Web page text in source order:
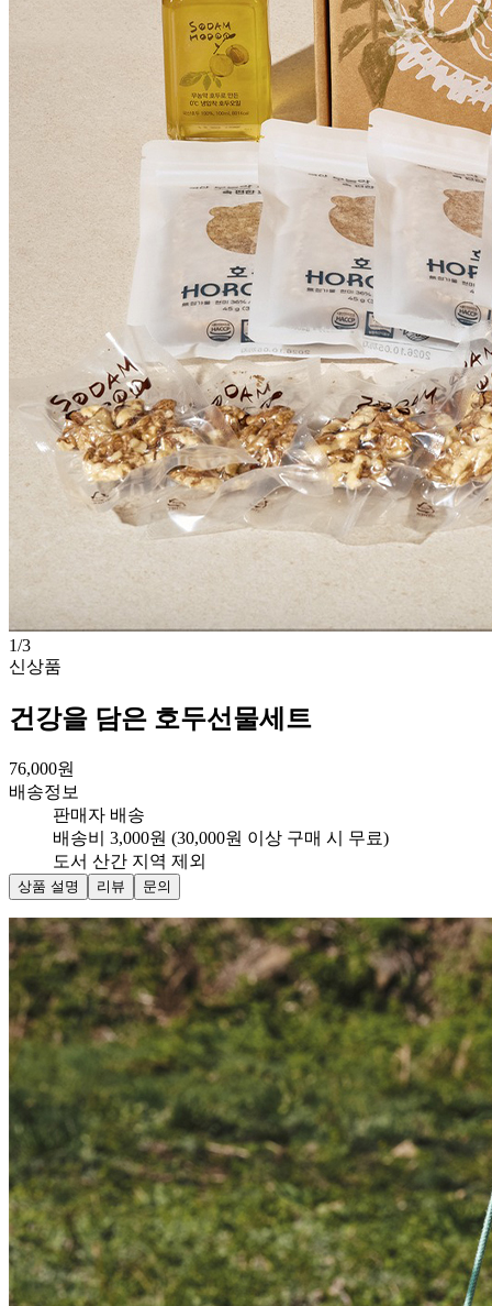
1/3
신상품
건강을 담은 호두선물세트
76,000원
배송정보
판매자 배송
배송비 3,000원 (30,000원 이상 구매 시 무료)
도서 산간 지역 제외
상품 설명 리뷰 문의